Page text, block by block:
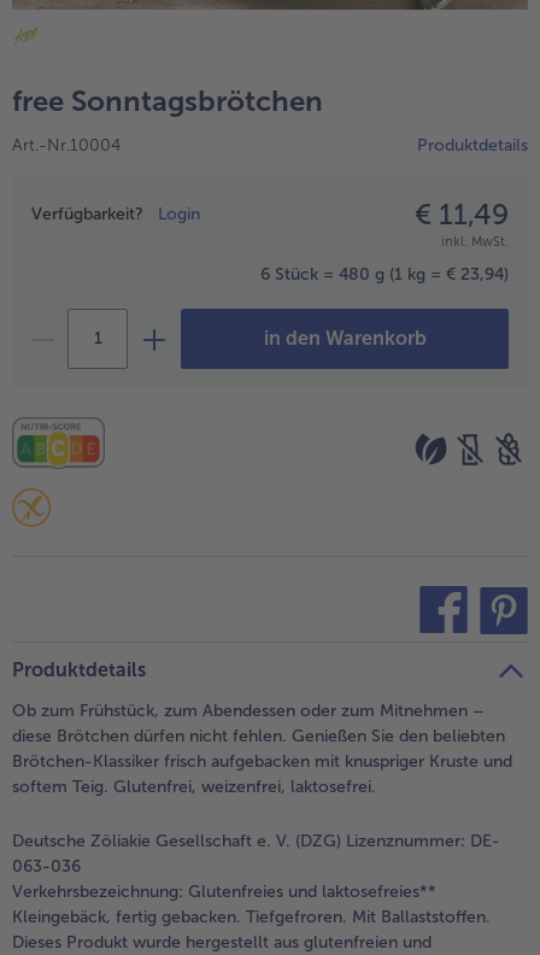
alle Brot & Gebäck
Süße Vielfalt
Wein & Spirituosen
free Sonntagsbrötchen
Art.-Nr.10004 Produktdetails
Preisangabe
Verfügbarkeit? Login € 11,49
inkl. MwSt.
6 Stück = 480 g (1 kg = € 23,94)
in den Warenkorb
Produktdetails
Ob zum Frühstück, zum Abendessen oder zum Mitnehmen –
diese Brötchen dürfen nicht fehlen. Genießen Sie den beliebten
Brötchen-Klassiker frisch aufgebacken mit knuspriger Kruste und
softem Teig. Glutenfrei, weizenfrei, laktosefrei.
Deutsche Zöliakie Gesellschaft e. V. (DZG) Lizenznummer: DE-
063-036
Verkehrsbezeichnung: Glutenfreies und laktosefreies**
Kleingebäck, fertig gebacken. Tiefgefroren. Mit Ballaststoffen.
Dieses Produkt wurde hergestellt aus glutenfreien und